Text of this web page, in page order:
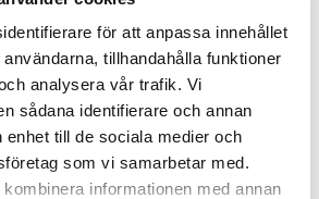
för att anpassa innehållet
tillhandahålla funktioner
analysera vår trafik. Vi
sådana identifierare och annan
enhet till de sociala medier och
som vi samarbetar med.
informationen med annan
Inom &
Köp